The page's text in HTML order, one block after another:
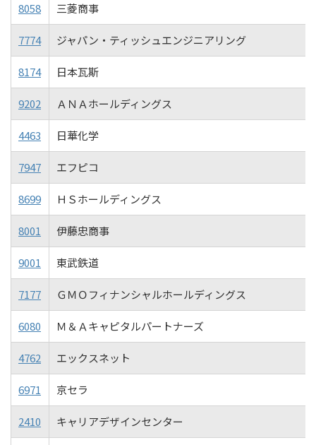
8058 三菱商事
7774 ジャパン・ティッシュエンジニアリング
8174 日本瓦斯
9202 ＡＮＡホールディングス
4463 日華化学
7947 エフピコ
8699 ＨＳホールディングス
8001 伊藤忠商事
9001 東武鉄道
7177 ＧＭＯフィナンシャルホールディングス
6080 Ｍ＆Ａキャピタルパートナーズ
4762 エックスネット
6971 京セラ
2410 キャリアデザインセンター